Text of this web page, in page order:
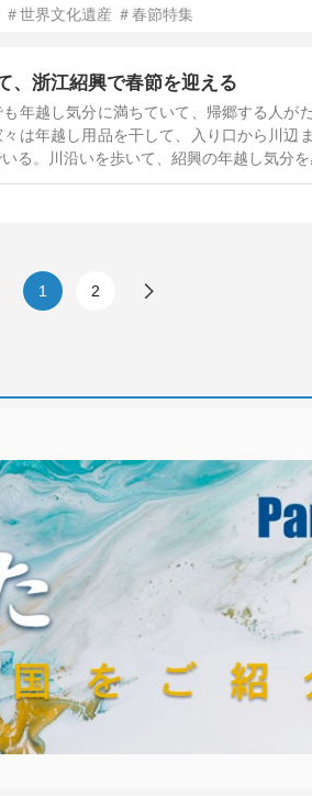
＃世界文化遺産 ＃春節特集
、浙江紹興で春節を迎える
年越し気分に満ちていて、帰郷する人が
は年越し用品を干して、入り口から川辺
る。川沿いを歩いて、紹興の年越し気分を
1 2